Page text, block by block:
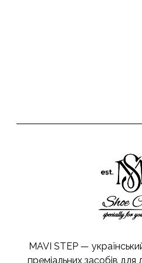
MAVI STEP —
преміальних засобів для